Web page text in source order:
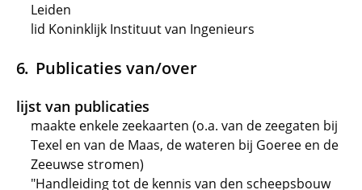
Leiden
lid Koninklijk Instituut van Ingenieurs
Publicaties van/over
lijst van publicaties
maakte enkele zeekaarten (o.a. van de zeegaten bij
Texel en van de Maas, de wateren bij Goeree en de
Zeeuwse stromen)
"Handleiding tot de kennis van den scheepsbouw